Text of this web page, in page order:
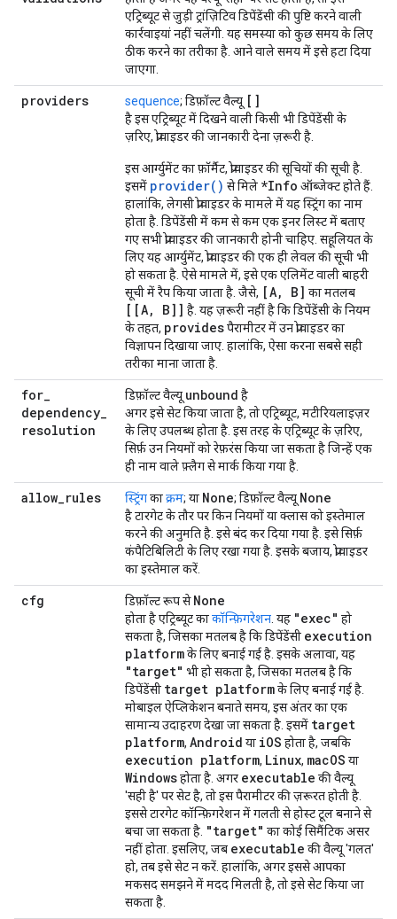
एट्रिब्यूट से जुड़ी ट्रांज़िटिव डिपेंडेंसी की पुष्टि करने वाली
कार्रवाइयां नहीं चलेंगी. यह समस्या को कुछ समय के लिए
ठीक करने का तरीका है. आने वाले समय में इसे हटा दिया
जाएगा.
providers sequence; डिफ़ॉल्ट वैल्यू []
है इस एट्रिब्यूट में दिखने वाली किसी भी डिपेंडेंसी के
ज़रिए, प्रोवाइडर की जानकारी देना ज़रूरी है.
इस आर्ग्युमेंट का फ़ॉर्मैट, प्रोवाइडर की सूचियों की सूची है.
इसमें provider() से मिले *Info ऑब्जेक्ट होते हैं.
हालांकि, लेगसी प्रोवाइडर के मामले में यह स्ट्रिंग का नाम
होता है. डिपेंडेंसी में कम से कम एक इनर लिस्ट में बताए
गए सभी प्रोवाइडर की जानकारी होनी चाहिए. सहूलियत के
लिए यह आर्ग्युमेंट, प्रोवाइडर की एक ही लेवल की सूची भी
हो सकता है. ऐसे मामले में, इसे एक एलिमेंट वाली बाहरी
सूची में रैप किया जाता है. जैसे, [A, B] का मतलब
[[A, B]] है. यह ज़रूरी नहीं है कि डिपेंडेंसी के नियम
के तहत, providesपैरामीटर में उन प्रोवाइडर का
विज्ञापन दिखाया जाए. हालांकि, ऐसा करना सबसे सही
तरीका माना जाता है.
for_
dependency_
resolution
डिफ़ॉल्ट वैल्यू unbound है
अगर इसे सेट किया जाता है, तो एट्रिब्यूट, मटीरियलाइज़र
के लिए उपलब्ध होता है. इस तरह के एट्रिब्यूट के ज़रिए,
सिर्फ़ उन नियमों को रेफ़रंस किया जा सकता है जिन्हें एक
ही नाम वाले फ़्लैग से मार्क किया गया है.
allow_rules स्ट्रिंगकाक्रम; या None; डिफ़ॉल्ट वैल्यू None
है टारगेट के तौर पर किन नियमों या क्लास को इस्तेमाल
करने की अनुमति है. इसे बंद कर दिया गया है. इसे सिर्फ़
कंपैटिबिलिटी के लिए रखा गया है. इसके बजाय, प्रोवाइडर
का इस्तेमाल करें.
cfg डिफ़ॉल्ट रूप सेNone
होता है एट्रिब्यूट काकॉन्फ़िगरेशन . यह "exec" हो
सकता है, जिसका मतलब है कि डिपेंडेंसी execution
platformके लिए बनाई गई है. इसके अलावा, यह
"target" भी हो सकता है, जिसका मतलब है कि
डिपेंडेंसी target platformके लिए बनाई गई है.
मोबाइल ऐप्लिकेशन बनाते समय, इस अंतर का एक
सामान्य उदाहरण देखा जा सकता है. इसमें target
platform, Android या iOS होता है, जबकि
execution platform, Linux, macOS या
Windowsहोता है. अगर executable की वैल्यू
'सही है' पर सेट है, तो इस पैरामीटर की ज़रूरत होती है.
इससे टारगेट कॉन्फ़िगरेशन में गलती से होस्ट टूल बनाने से
बचा जा सकता है. "target" का कोई सिमैंटिक असर
नहीं होता. इसलिए, जब executable की वैल्यू 'गलत'
हो, तब इसे सेट न करें. हालांकि, अगर इससे आपका
मकसद समझने में मदद मिलती है, तो इसे सेट किया जा
सकता है.